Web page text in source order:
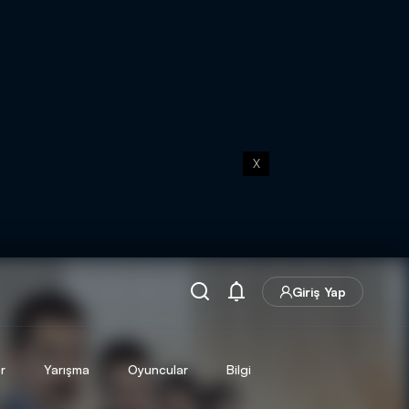
X
Giriş Yap
Yarışma Oyuncular Bilgi